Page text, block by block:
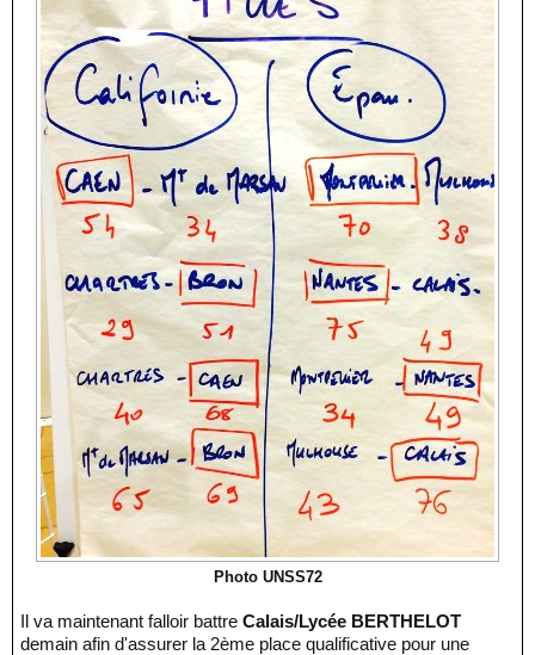
Photo UNSS72
Il va maintenant falloir battre Calais/Lycée BERTHELOT
demain afin d'assurer la 2ème place qualificative pour une